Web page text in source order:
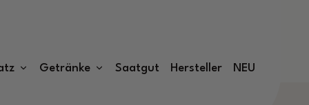
Getränke Saatgut Hersteller NEU